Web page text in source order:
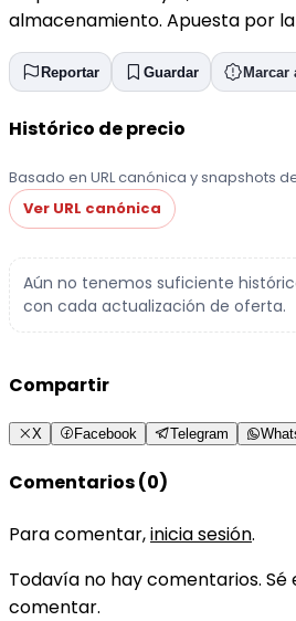
almacenamiento. Apuesta por
Reportar Guardar Marcar
Histórico de precio
Basado en URL canónica y snapshots
Ver URL canónica
Aún no tenemos suficiente
con cada actualización de oferta.
Compartir
X Facebook Telegram
Comentarios (0)
Para comentar,inicia sesión.
Todavía no hay comentarios.
comentar.